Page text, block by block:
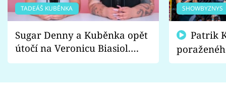
TADEÁŠ KUBĚNKA
Sugar Denny a Kuběnka opět
útočí na Veronicu Biasiol.
Proč je podle nich falešná a
SHOWBYZNYS
fanoušci